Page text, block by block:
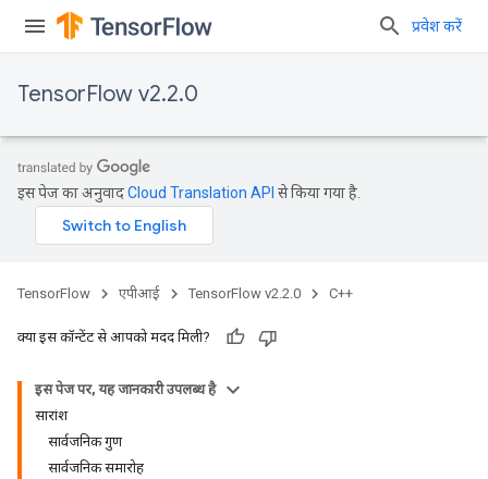
प्रवेश करें
TensorFlow v2.2.0
इस पेज का अनुवादCloud Translation API से किया गया है.
TensorFlow एपीआई TensorFlow v2.2.0 C++
क्या इस कॉन्टेंट से आपको मदद मिली?
इस पेज पर, यह जानकारी उपलब्ध है
सारांश
सार्वजनिक गुण
सार्वजनिक समारोह